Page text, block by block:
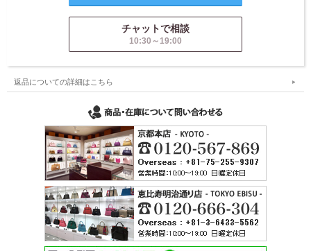
チャットで相談
10:30～19:00
返品についての詳細はこちら